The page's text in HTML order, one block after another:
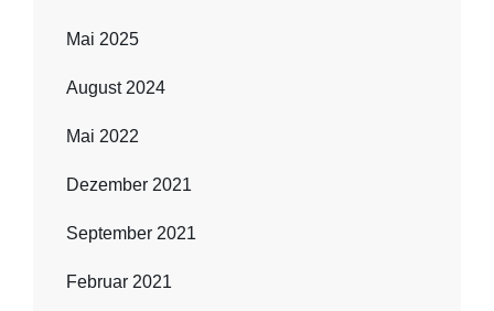
Mai 2025
August 2024
Mai 2022
Dezember 2021
September 2021
Februar 2021